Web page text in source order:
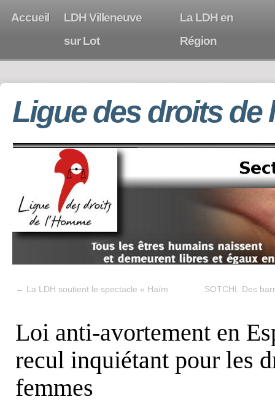
Accueil
LDH Villeneuve
sur Lot
La LDH en
Région
Ligue des droits de
← La LDH soutient le spectacle « Haïm SOTCHI. Des
Loi anti-avortement en
recul inquiétant pour les
femmes